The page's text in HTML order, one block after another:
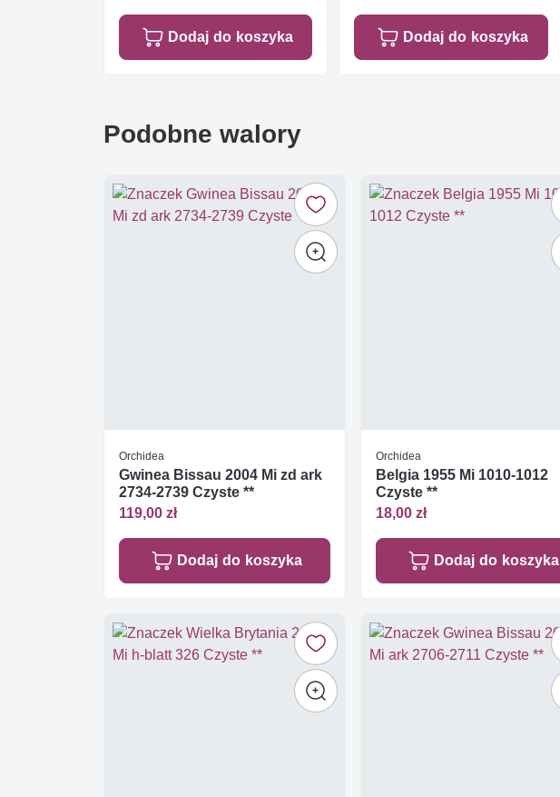
Dodaj do koszyka Dodaj do koszyka
Podobne walory
Orchidea
Gwinea Bissau 2004 Mi zd ark
2734-2739 Czyste **
119,00 zł
Dodaj do koszyka
Orchidea
Belgia 1955 Mi 1010-1012
Czyste **
18,00 zł
Dodaj do koszyka